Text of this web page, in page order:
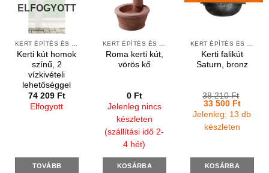
ELFOGYOTT
Kerti kút homok
színű, 2
vízkivételi
lehetőséggel
74 209 Ft
Elfogyott
TOVÁBB
Roma kerti kút,
vörös kő
0 Ft
Jelenleg nincs
készleten
(szállítási idő 2-
4 hét)
KOSÁRBA
Kerti falikút
Saturn, bronz
38 210Ft
Original
price
was:
38
33 500 FtCurrent
price
is:
Jelenleg: 13 db
készleten
KOSÁRBA